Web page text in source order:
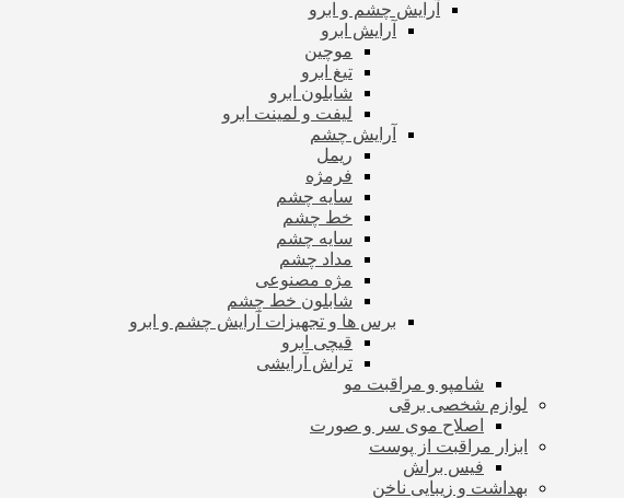
آرایش چشم و ابرو
آرایش ابرو
موچین
تیغ ابرو
شابلون ابرو
لیفت و لمینت ابرو
آرایش چشم
ریمل
فرمژه
سایه چشم
خط چشم
سایه چشم
مداد چشم
مژه مصنوعی
شابلون خط چشم
برس ها و تجهیزات آرایش چشم و ابرو
قیچی ابرو
تراش آرایشی
شامپو و مراقبت مو
لوازم شخصی برقی
اصلاح موی سر و صورت
ابزار مراقبت از پوست
فیس براش
بهداشت و زیبایی ناخن